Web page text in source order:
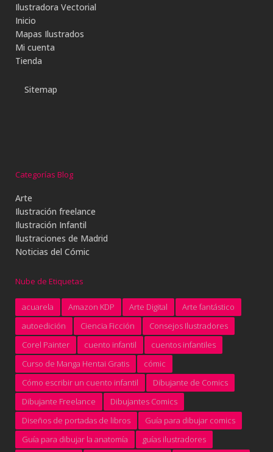
Ilustradora Vectorial
Inicio
Mapas Ilustrados
Mi cuenta
Tienda
Sitemap
Categorías Blog
Arte
Ilustración freelance
Ilustración Infantil
Ilustraciones de Madrid
Noticias del Cómic
Nube de Etiquetas
acuarela Amazon KDP Arte Digital
Arte fantástico
autoedición
Ciencia Ficción
Consejos Ilustradores
Corel Painter
cuento infantil
cuentos infantiles
Curso de Manga Hentai Gratis
cómic
Cómo escribir un cuento infantil
Dibujante de Comics
Dibujante Freelance
Dibujantes Comics
Diseños de portadas de libros
Guía para dibujar comics
Guía para dibujar la anatomía
guías ilustradores